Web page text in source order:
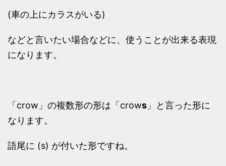
(車の上にカラスがいる)
などと言いたい場合などに、使うことが出来る表現
になります。
「crow」の複数形の形は「crows 」と言った形に
なります。
語尾に (s) が付いた形ですね。